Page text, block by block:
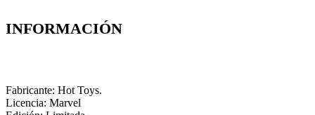
INFORMACIÓN
Fabricante: Hot Toys.
Licencia: Marvel